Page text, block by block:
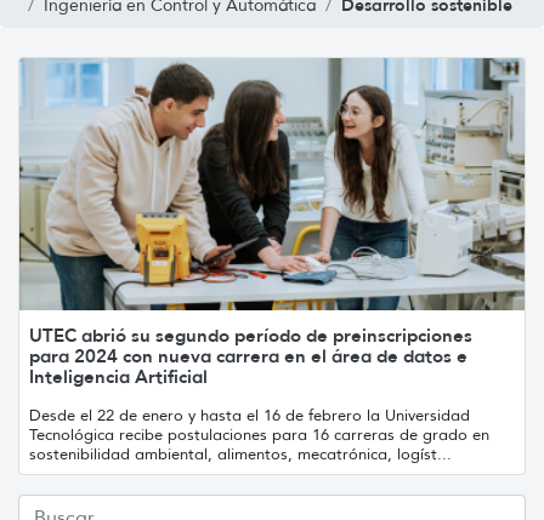
Ingeniería en Control y Automática
Desarrollo sostenible
UTEC abrió su segundo período de preinscripciones
para 2024 con nueva carrera en el área de datos e
Inteligencia Artificial
Desde el 22 de enero y hasta el 16 de febrero la Universidad
Tecnológica recibe postulaciones para 16 carreras de grado en
sostenibilidad ambiental, alimentos, mecatrónica, logíst...